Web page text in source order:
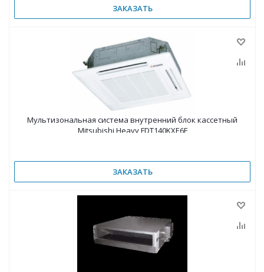
ЗАКАЗАТЬ
Мультизональная система внутренний блок кассетный
Mitsubishi Heavy FDT140KXE6F
ЗАКАЗАТЬ